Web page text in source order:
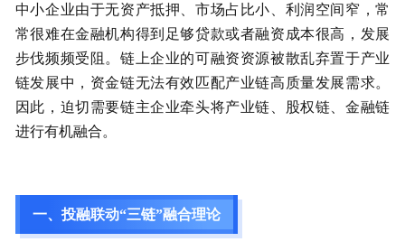
中小企业由于无资产抵押、市场占比小、利润空间窄，常
常很难在金融机构得到足够贷款或者融资成本很高，发展
步伐频频受阻。链上企业的可融资资源被散乱弃置于产业
链发展中，资金链无法有效匹配产业链高质量发展需求。
因此，迫切需要链主企业牵头将产业链、股权链、金融链
进行有机融合。
一、投融联动“三链”融合理论